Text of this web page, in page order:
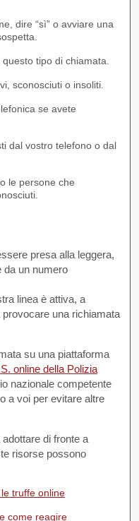
dire “sì” o avviare una
tipo di chiamata.
sconosciuti o insoliti.
se avete
dal vostro telefono o dal
le persone che
presa alla leggera,
da un numero
linea è attiva, a
una richiamata
su una piattaforma
online della Polizia
nazionale competente
a voi per evitare altre
di fronte a
risorse possono
truffe online
come reagire